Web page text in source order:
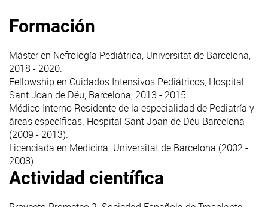
Formación
Máster en Nefrología Pediátrica, Universitat de Barcelona,
2018 - 2020.
Fellowship en Cuidados Intensivos Pediátricos, Hospital
Sant Joan de Déu, Barcelona, 2013 - 2015.
Médico Interno Residente de la especialidad de Pediatría y
áreas específicas. Hospital Sant Joan de Déu Barcelona
(2009 - 2013).
Licenciada en Medicina. Universitat de Barcelona (2002 -
2008).
Actividad científica